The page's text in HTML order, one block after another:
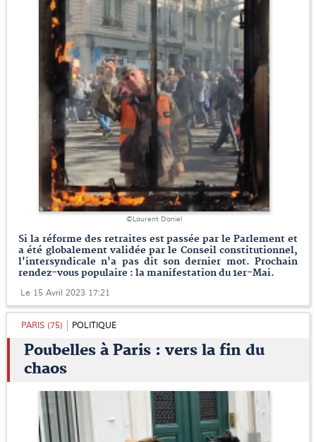
©Laurent Daniel
Si la réforme des retraites est passée par le Parlement et
a été globalement validée par le Conseil constitutionnel,
l'intersyndicale n'a pas dit son dernier mot. Prochain
rendez-vous populaire : la manifestation du 1er-Mai.
Le 15 Avril 2023 17:21
PARIS (75) POLITIQUE
Poubelles à Paris : vers la fin du
chaos